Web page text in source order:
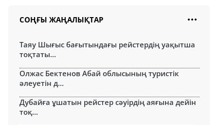
СОҢҒЫ ЖАҢАЛЫҚТАР
Таяу Шығыс бағытындағы рейстердің уақытша
тоқтаты...
Олжас Бектенов Абай облысының туристік
әлеуетін д...
Дубайға ұшатын рейстер сәуірдің аяғына дейін
тоқ...